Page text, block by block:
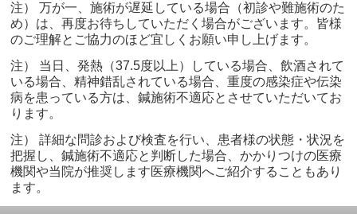
注） 万が一、施術が遅延している場合（初診や難施術のた
め）は、再度お待ちしていただく場合がございます。皆様
のご理解とご協力のほど宜しくお願い申し上げます。
注） 当日、発熱（37.5度以上）している場合、飲酒されて
いる場合、精神錯乱されている場合、重度の感染症や伝染
病を患っている方は、鍼施術不適応とさせていただいてお
ります。
注） 詳細な問診および検査を行い、患者様の状態・状況を
把握し、鍼施術不適応と判断した場合、かかりつけの医療
機関や当院が推奨します医療機関へご紹介することもあり
ます。